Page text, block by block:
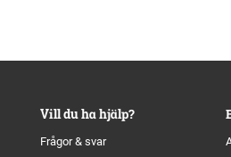
Vill du ha hjälp?
Frågor & svar